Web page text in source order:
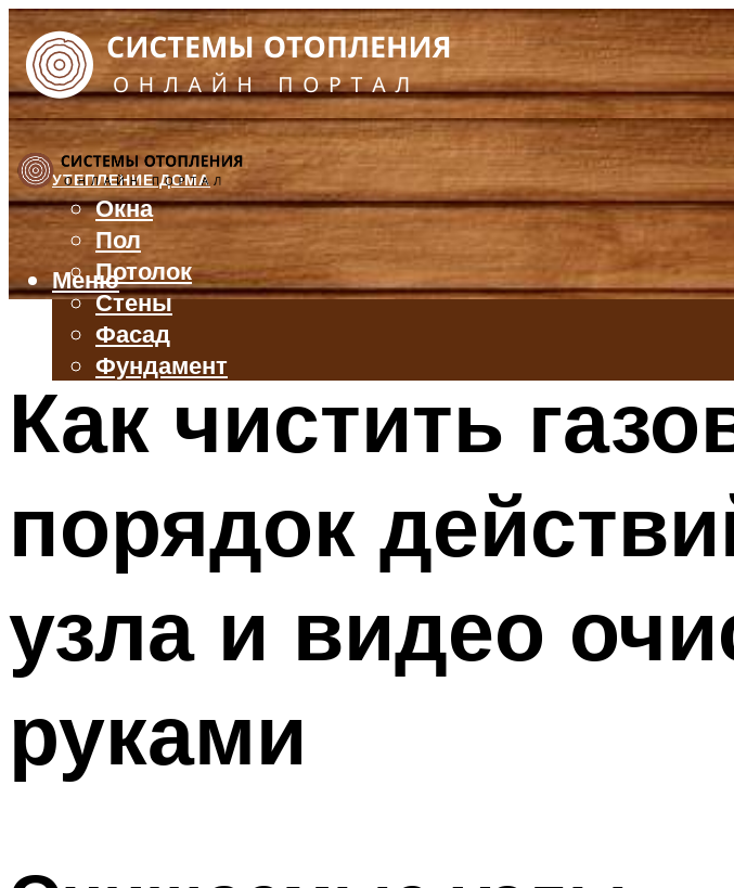
УТЕПЛЕНИЕ ДОМА
Окна
Пол
Потолок
Стены
Фасад
Фундамент
БАЛКОН И ЛОДЖИЯ
КРЫША
Меню
Меню
Как чистить
порядок
узла и видео
руками